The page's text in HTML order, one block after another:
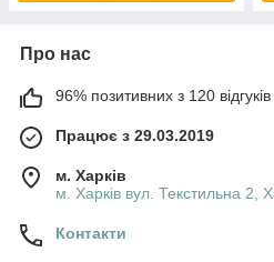
Про нас
96% позитивних з 120 відгуків
Працює з 29.03.2019
м. Харків
м. Харків вул. Текстильна 2,
Контакти